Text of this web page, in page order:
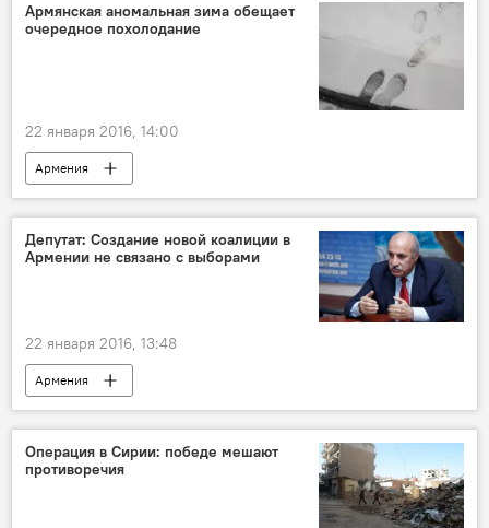
Армянская аномальная зима обещает
очередное похолодание
22 января 2016, 14:00
Армения
Депутат: Создание новой коалиции в
Армении не связано с выборами
22 января 2016, 13:48
Армения
Операция в Сирии: победе мешают
противоречия